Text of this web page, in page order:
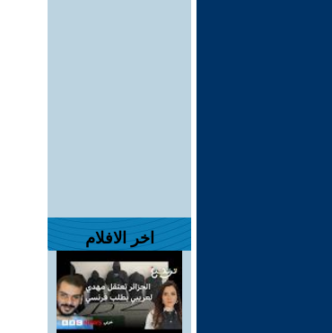
اخر الافلام